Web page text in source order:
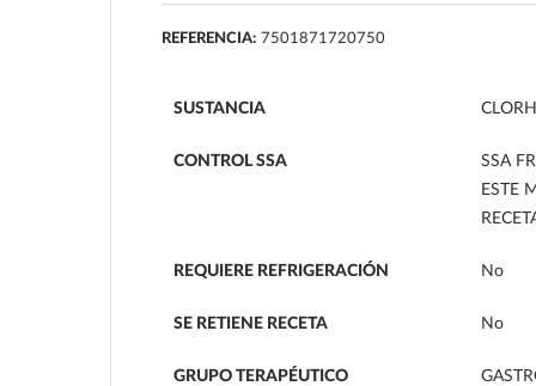
REFERENCIA: 7501871720750
SUSTANCIA
CONTROL SSA
SSA
ESTE
REQUIERE REFRIGERACIÓN No
SE RETIENE RECETA No
GRUPO TERAPÉUTICO